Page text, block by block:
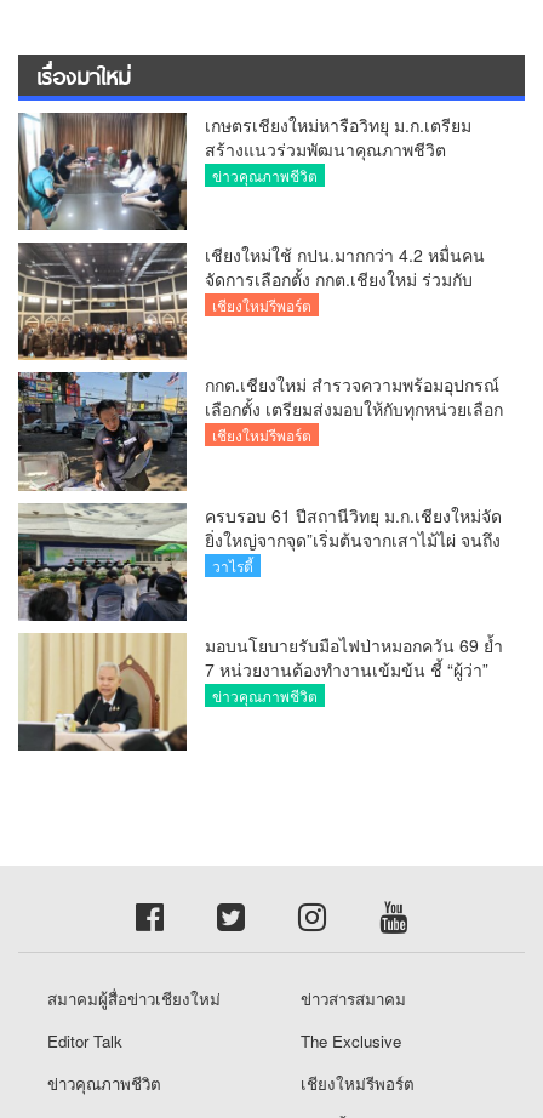
เรื่องมาใหม่
เกษตรเชียงใหม่หารือวิทยุ ม.ก.เตรียม
สร้างแนวร่วมพัฒนาคุณภาพชีวิต
เกษตรกร สื่อสารข้อมูลถูกต้องขับเคลื่อน
ข่าวคุณภาพชีวิต
เชียงใหม่ใช้ กปน.มากกว่า 4.2 หมื่นคน
จัดการเลือกตั้ง กกต.เชียงใหม่ ร่วมกับ
นายอำเภอหางดง ตรวจความเรียบร้อย
เชียงใหม่รีพอร์ต
กกต.เชียงใหม่ สำรวจความพร้อมอุปกรณ์
เลือกตั้ง เตรียมส่งมอบให้กับทุกหน่วยเลือก
ตั้งในวันพรุ่งนี้
เชียงใหม่รีพอร์ต
ครบรอบ 61 ปีสถานีวิทยุ ม.ก.เชียงใหม่จัด
ยิ่งใหญ่จากจุด”เริ่มต้นจากเสาไม้ไผ่ จนถึง
วันที่มี KURplus ในวันนี้”
วาไรตี้
มอบนโยบายรับมือไฟป่าหมอกควัน 69 ย้ำ
7 หน่วยงานต้องทำงานเข้มข้น ชี้ “ผู้ว่า”
คีย์แมนสำคัญทำปัญหาลด
ข่าวคุณภาพชีวิต
สมาคมผู้สื่อข่าวเชียงใหม่
ข่าวสารสมาคม
Editor Talk
The Exclusive
ข่าวคุณภาพชีวิต
เชียงใหม่รีพอร์ต